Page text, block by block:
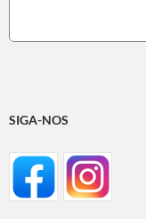
SIGA-NOS